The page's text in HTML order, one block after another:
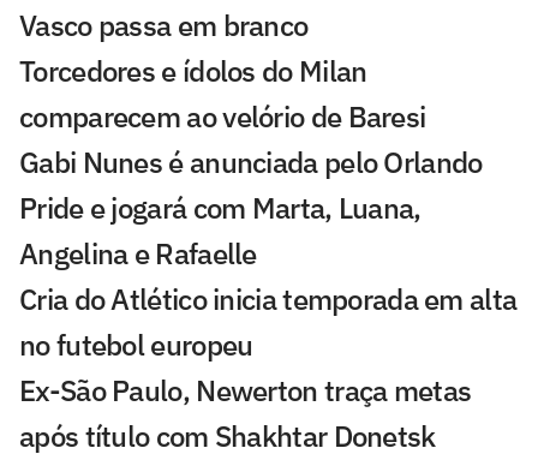
Vasco passa em branco
Torcedores e ídolos do Milan
comparecem ao velório de Baresi
Gabi Nunes é anunciada pelo Orlando
Pride e jogará com Marta, Luana,
Angelina e Rafaelle
Cria do Atlético inicia temporada em alta
no futebol europeu
Ex-São Paulo, Newerton traça metas
após título com Shakhtar Donetsk